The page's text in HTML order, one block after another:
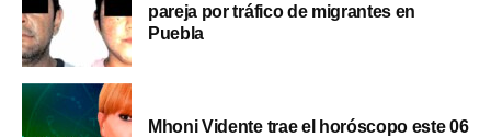
pareja por tráfico de migrantes en
Puebla
Mhoni Vidente trae el horóscopo este 06